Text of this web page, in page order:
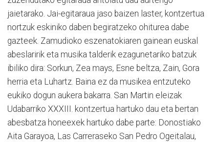
jaietarako. Jai-egitaraua jaso baizen laster, kontzertua
nortzuk eskiniko daben begiratzeko ohiturea dabe
gazteek. Zamudioko eszenatokiaren gainean euskal
abeslaririk eta musika talderik ezagunetariko batzuk
ibiliko dira: Sorkun, Zea mays, Esne beltza, Zain, Gora
herria eta Luhartz. Baina ez da musikea entzuteko
eukiko dogun aukera bakarra. San Martin eleizak
Udabarriko XXXIII. kontzertua hartuko dau eta bertan
abesbatza honeexek hartuko dabe parte: Donostiako
Aita Garayoa, Las Carreraseko San Pedro Ogeitalau,